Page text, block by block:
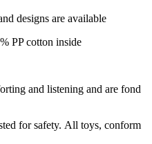
and designs are available
cotton inside
and listening and are fond
for safety. All toys, conform